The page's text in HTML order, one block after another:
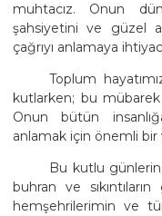
muhtacız. Onun
şahsiyetini ve güzel
çağrıyı anlamaya
Toplum
kutlarken; bu
Onun bütün
anlamak için önemli
Bu kutlu
buhran ve
hemşehrilerimin ve